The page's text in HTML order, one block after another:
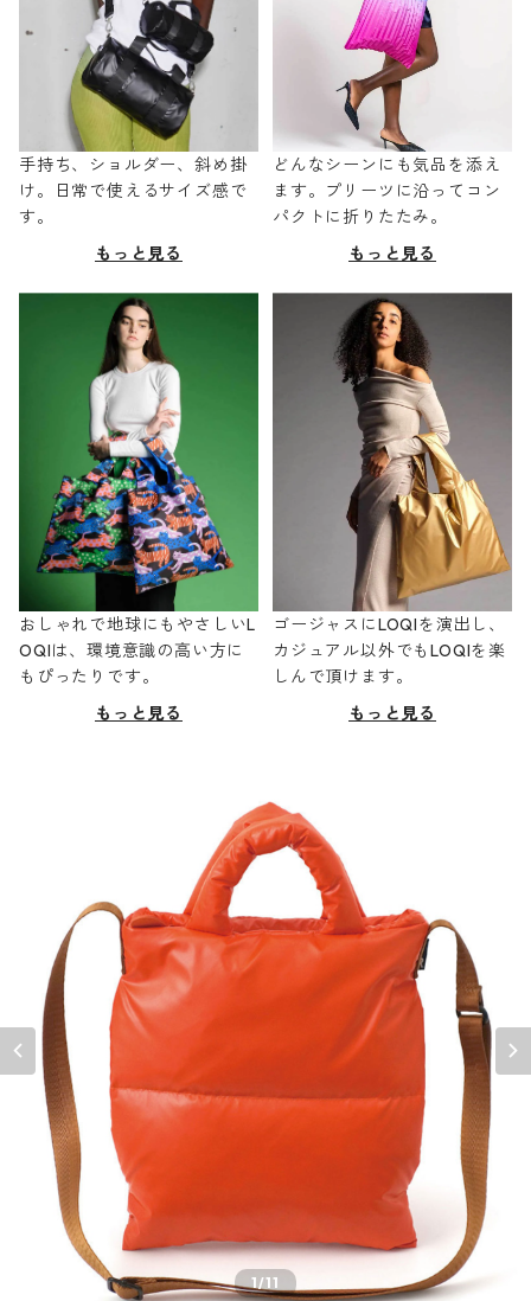
手持ち、ショルダー、斜め掛
け。日常で使えるサイズ感で
す。
もっと見る
どんなシーンにも気品を添え
ます。プリーツに沿ってコン
パクトに折りたたみ。
もっと見る
おしゃれで地球にもやさしいL
OQIは、環境意識の高い方に
もぴったりです。
もっと見る
ゴージャスにLOQIを演出し、
カジュアル以外でもLOQIを楽
しんで頂けます。
もっと見る
1/11